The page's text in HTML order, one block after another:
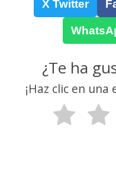
X Twitter
¿Te ha
¡Haz clic en